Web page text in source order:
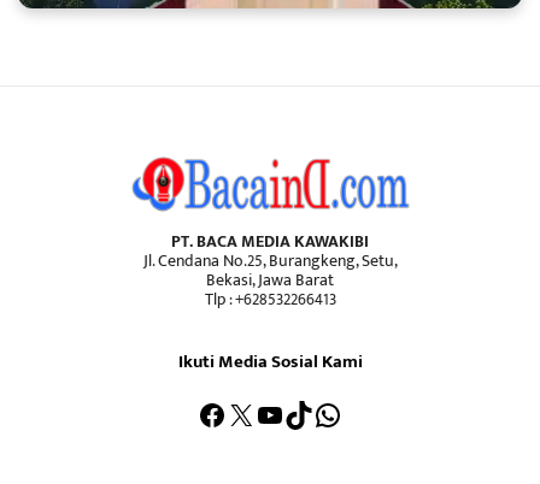
PT. BACA MEDIA KAWAKIBI
Jl. Cendana No.25, Burangkeng, Setu,
Bekasi, Jawa Barat
Tlp : +628532266413
Ikuti Media Sosial Kami
Facebook
X YouTube
TikTokWhatsApp